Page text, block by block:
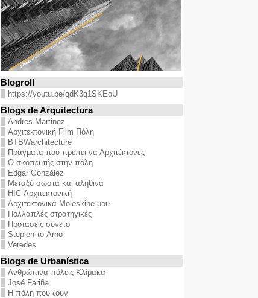
Blogroll
https://youtu.be/qdK3q1SKEoU
Blogs de Arquitectura
Andres Martinez
Αρχιτεκτονική Film Πόλη
BTBWarchitecture
Πράγματα που πρέπει να Αρχιτέκτονες
Ο σκοπευτής στην πόλη
Edgar González
Μεταξύ σωστά και αληθινά
HIC Αρχιτεκτονική
Αρχιτεκτονικά Moleskine μου
Πολλαπλές στρατηγικές
Προτάσεις συνετό
Stepien το Arno
Veredes
Blogs de Urbanística
Ανθρώπινα πόλεις Κλίμακα
José Fariña
Η πόλη που ζουν